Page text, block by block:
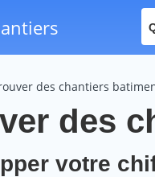
des chantiers
des
votre